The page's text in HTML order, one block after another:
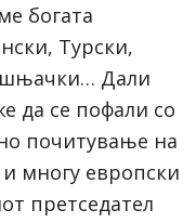
богата
Турски,
Дали
да се пофали со
почитување на
многу европски
претседател